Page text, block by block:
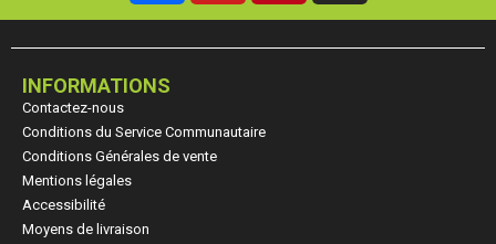
INFORMATIONS
Contactez-nous
Conditions du Service Communautaire
Conditions Générales de vente
Mentions légales
Accessibilité
Moyens de livraison